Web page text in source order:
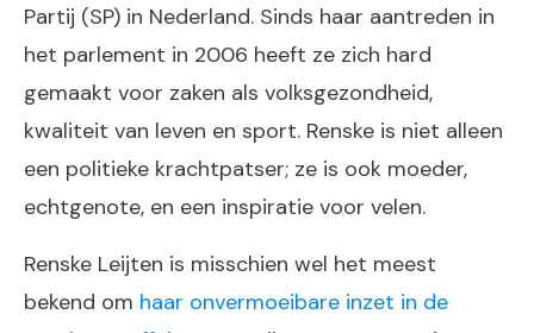
Partij (SP) in Nederland. Sinds haar aantreden in
het parlement in 2006 heeft ze zich hard
gemaakt voor zaken als volksgezondheid,
kwaliteit van leven en sport. Renske is niet alleen
een politieke krachtpatser; ze is ook moeder,
echtgenote, en een inspiratie voor velen.
Renske Leijten is misschien wel het meest
bekend om haar onvermoeibare inzet in de